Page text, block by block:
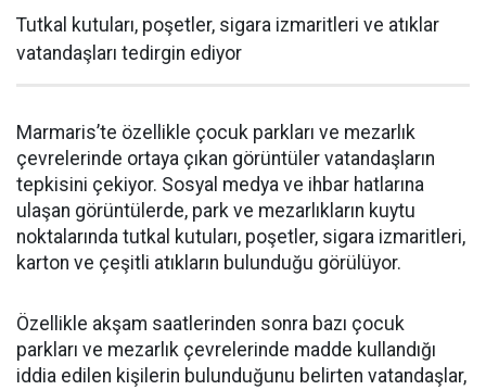
Tutkal kutuları, poşetler, sigara izmaritleri ve atıklar
vatandaşları tedirgin ediyor
Marmaris’te özellikle çocuk parkları ve mezarlık
çevrelerinde ortaya çıkan görüntüler vatandaşların
tepkisini çekiyor. Sosyal medya ve ihbar hatlarına
ulaşan görüntülerde, park ve mezarlıkların kuytu
noktalarında tutkal kutuları, poşetler, sigara izmaritleri,
karton ve çeşitli atıkların bulunduğu görülüyor.
Özellikle akşam saatlerinden sonra bazı çocuk
parkları ve mezarlık çevrelerinde madde kullandığı
iddia edilen kişilerin bulunduğunu belirten vatandaşlar,